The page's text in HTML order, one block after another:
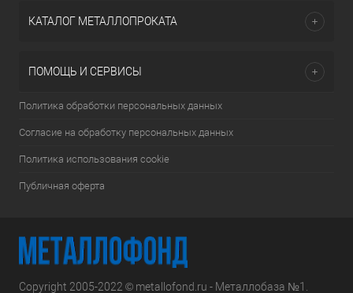
КАТАЛОГ МЕТАЛЛОПРОКАТА
ПОМОЩЬ И СЕРВИСЫ
Политика обработки персональных данных
Согласие на обработку персональных данных
Политика использования cookie
Публичная оферта
Copyright 2005-2022 © metallofond.ru - Металлобаза №1.